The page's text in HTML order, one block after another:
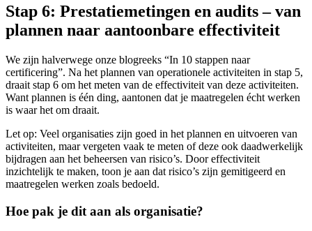
Stap 6: Prestatiemetingen en audits – van
plannen naar aantoonbare effectiviteit
We zijn halverwege onze blogreeks “In 10 stappen naar
certificering”. Na het plannen van operationele activiteiten in stap 5,
draait stap 6 om het meten van de effectiviteit van deze activiteiten.
Want plannen is één ding, aantonen dat je maatregelen écht werken
is waar het om draait.
Let op: Veel organisaties zijn goed in het plannen en uitvoeren van
activiteiten, maar vergeten vaak te meten of deze ook daadwerkelijk
bijdragen aan het beheersen van risico’s. Door effectiviteit
inzichtelijk te maken, toon je aan dat risico’s zijn gemitigeerd en
maatregelen werken zoals bedoeld.
Hoe pak je dit aan als organisatie?